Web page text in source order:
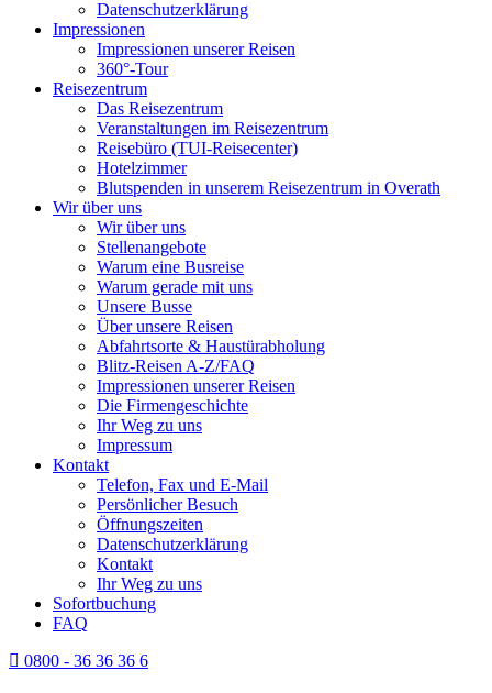
Datenschutzerklärung
Impressionen
Impressionen unserer Reisen
360°-Tour
Reisezentrum
Das Reisezentrum
Veranstaltungen im Reisezentrum
Reisebüro (TUI-Reisecenter)
Hotelzimmer
Blutspenden in unserem Reisezentrum in Overath
Wir über uns
Wir über uns
Stellenangebote
Warum eine Busreise
Warum gerade mit uns
Unsere Busse
Über unsere Reisen
Abfahrtsorte & Haustürabholung
Blitz-Reisen A-Z/FAQ
Impressionen unserer Reisen
Die Firmengeschichte
Ihr Weg zu uns
Impressum
Kontakt
Telefon, Fax und E-Mail
Persönlicher Besuch
Öffnungszeiten
Datenschutzerklärung
Kontakt
Ihr Weg zu uns
Sofortbuchung
FAQ
0800 - 36 36 36 6